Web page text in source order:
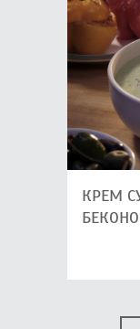
КРЕМ